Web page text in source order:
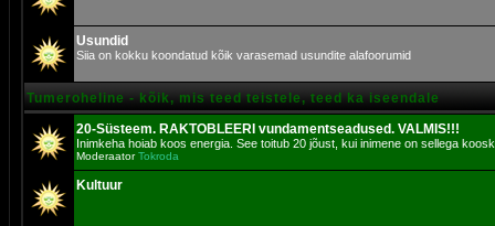
Usundid
Siia on kokku koondatud kõik varasemad usundite alafoorumid
Tumeroheline - kõik, mis teed teistele, teed ka iseendale
20-Süsteem. RAKTOBLEERI vundamentseadused. VALMIS!!!
Inimkeha hoiab koos energia. See toitub 20 jõust, kui inimene on sellega
ModeraatorTokroda
Kultuur